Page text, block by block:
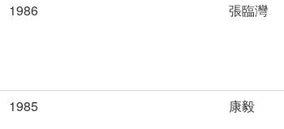
1986 張臨灣
1985 康毅